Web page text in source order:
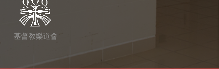
基督教樂道會